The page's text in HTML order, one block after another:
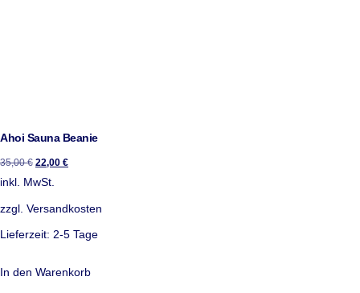
Ahoi Sauna Beanie
35,00€ 22,00 €
inkl. MwSt.
zzgl. Versandkosten
Lieferzeit: 2-5 Tage
In den Warenkorb